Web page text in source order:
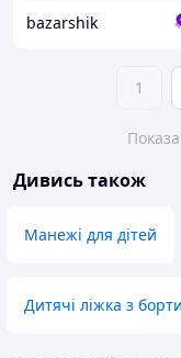
bazarshik
1
Дивись також
Манежі для дітей
Дитячі ліжка з